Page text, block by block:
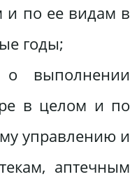
и по ее видам в
годы;
о выполнении
в целом и по
управлению и
аптечным